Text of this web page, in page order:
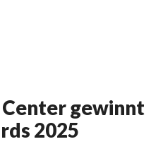
Center gewinnt
2025